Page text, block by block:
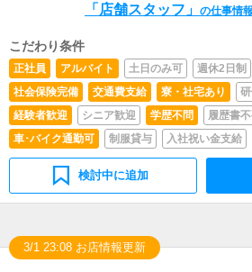
「店舗スタッフ」 の仕事情
こだわり条件
正社員 アルバイト 土日のみ可 週休2日制
社会保険完備
交通費支給 寮・社宅あり
経験者歓迎
シニア歓迎 学歴不問 履歴書
車･バイク通勤可
制服貸与 入社祝い金支給
検討中に追加
3/1 23:08 お店情報更新